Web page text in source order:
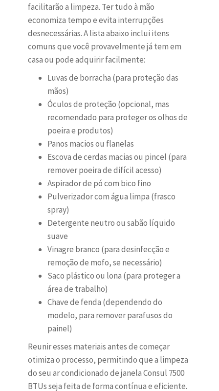
facilitarão a limpeza. Ter tudo à mão
economiza tempo e evita interrupções
desnecessárias. A lista abaixo inclui itens
comuns que você provavelmente já tem em
casa ou pode adquirir facilmente:
Luvas de borracha (para proteção das
mãos)
Óculos de proteção (opcional, mas
recomendado para proteger os olhos de
poeira e produtos)
Panos macios ou flanelas
Escova de cerdas macias ou pincel (para
remover poeira de difícil acesso)
Aspirador de pó com bico fino
Pulverizador com água limpa (frasco
spray)
Detergente neutro ou sabão líquido
suave
Vinagre branco (para desinfecção e
remoção de mofo, se necessário)
Saco plástico ou lona (para proteger a
área de trabalho)
Chave de fenda (dependendo do
modelo, para remover parafusos do
painel)
Reunir esses materiais antes de começar
otimiza o processo, permitindo que a limpeza
do seu ar condicionado de janela Consul 7500
BTUs seja feita de forma contínua e eficiente.